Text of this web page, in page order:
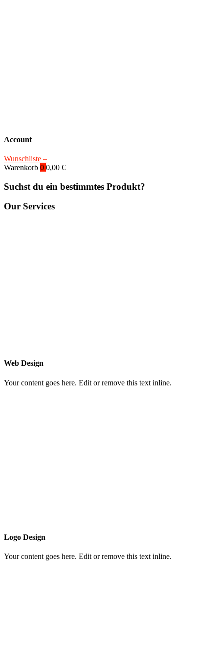
Account
Wunschliste –
Warenkorb 0 0,00 €
Suchst du ein bestimmtes Produkt?
Our Services
Web Design
Your content goes here. Edit or remove this text inline.
Logo Design
Your content goes here. Edit or remove this text inline.